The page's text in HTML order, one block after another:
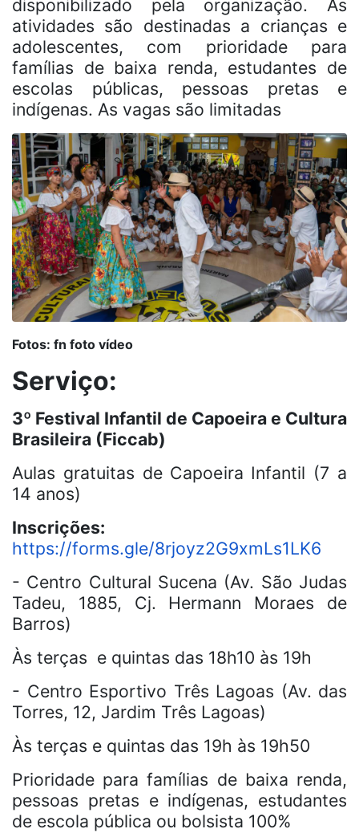
disponibilizado pela organização. As
atividades são destinadas a crianças e
adolescentes, com prioridade para
famílias de baixa renda, estudantes de
escolas públicas, pessoas pretas e
indígenas. As vagas são limitadas
Fotos: fn foto vídeo
Serviço:
3º Festival Infantil de Capoeira e Cultura
Brasileira (Ficcab)
Aulas gratuitas de Capoeira Infantil (7 a
14 anos)
Inscrições:
https://forms.gle/8rjoyz2G9xmLs1LK6
- Centro Cultural Sucena (Av. São Judas
Tadeu, 1885, Cj. Hermann Moraes de
Barros)
Às terças e quintas das 18h10 às 19h
- Centro Esportivo Três Lagoas (Av. das
Torres, 12, Jardim Três Lagoas)
Às terças e quintas das 19h às 19h50
Prioridade para famílias de baixa renda,
pessoas pretas e indígenas, estudantes
de escola pública ou bolsista 100%